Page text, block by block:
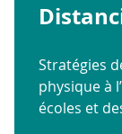
Stratégies
physique à
écoles et